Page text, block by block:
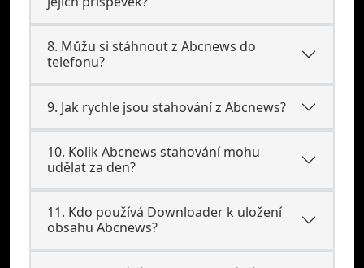
8. Můžu si stáhnout z Abcnews do
telefonu?
9. Jak rychle jsou stahování z Abcnews?
10. Kolik Abcnews stahování mohu
udělat za den?
11. Kdo používá Downloader k uložení
obsahu Abcnews?